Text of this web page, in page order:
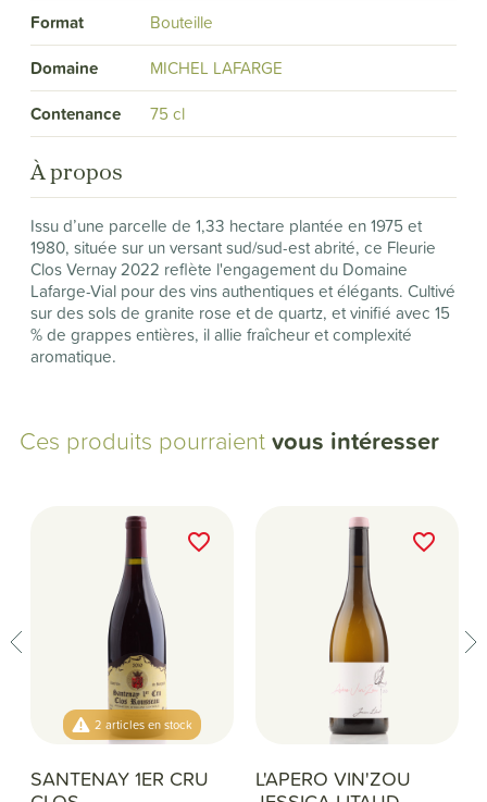
Format
Bouteille
Domaine
MICHEL LAFARGE
Contenance
75 cl
À propos
Issu d’une parcelle de 1,33 hectare plantée en 1975 et
1980, située sur un versant sud/sud-est abrité, ce Fleurie
Clos Vernay 2022 reflète l'engagement du Domaine
Lafarge-Vial pour des vins authentiques et élégants. Cultivé
sur des sols de granite rose et de quartz, et vinifié avec 15
% de grappes entières, il allie fraîcheur et complexité
aromatique.
Ces produits pourraientvous intéresser
2 articles en stock
SANTENAY 1ER CRU
favorite_border
L'APERO VIN'ZOU
favorite_border